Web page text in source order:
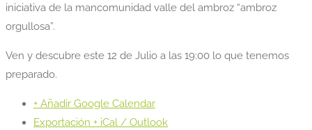
iniciativa de la mancomunidad valle del ambroz “ambroz
orgullosa”.
Ven y descubre este 12 de Julio a las 19:00 lo que tenemos
preparado.
+ Añadir Google Calendar
Exportación + iCal / Outlook